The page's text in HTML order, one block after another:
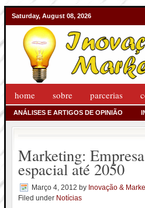
Saturday, August 08, 2026
home sobre parcerias
ANÁLISES E ARTIGOS DE OPINIÃO
Marketing:
espacial até 2050
Março 4, 2012 by Inovação &
Filed under Notícias